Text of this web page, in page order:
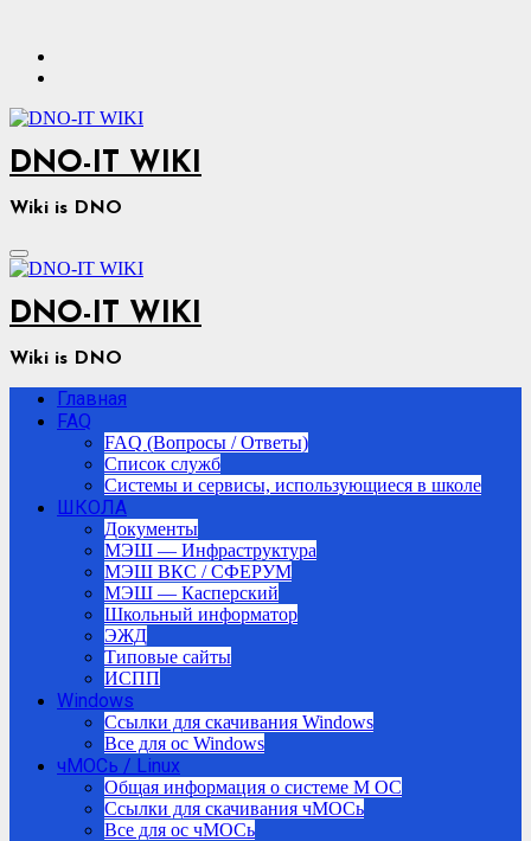
содержимому
DNO-IT WIKI
Wiki is DNO
DNO-IT WIKI
Wiki is DNO
Главная
FAQ
FAQ (Вопросы / Ответы)
Список служб
Системы и сервисы, использующиеся в школе
ШКОЛА
Документы
МЭШ — Инфраструктура
МЭШ ВКС / СФЕРУМ
МЭШ — Касперский
Школьный информатор
ЭЖД
Типовые сайты
ИСПП
Windows
Ссылки для скачивания Windows
Все для ос Windows
чМОСь / Linux
Общая информация о системе М ОС
Ссылки для скачивания чМОСь
Все для ос чМОСь